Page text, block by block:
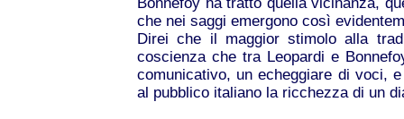
che nei saggi emergono così
Direi che il maggior stimolo alla
coscienza che tra Leopardi e
comunicativo, un echeggiare di voci,
al pubblico italiano la ricchezza di un